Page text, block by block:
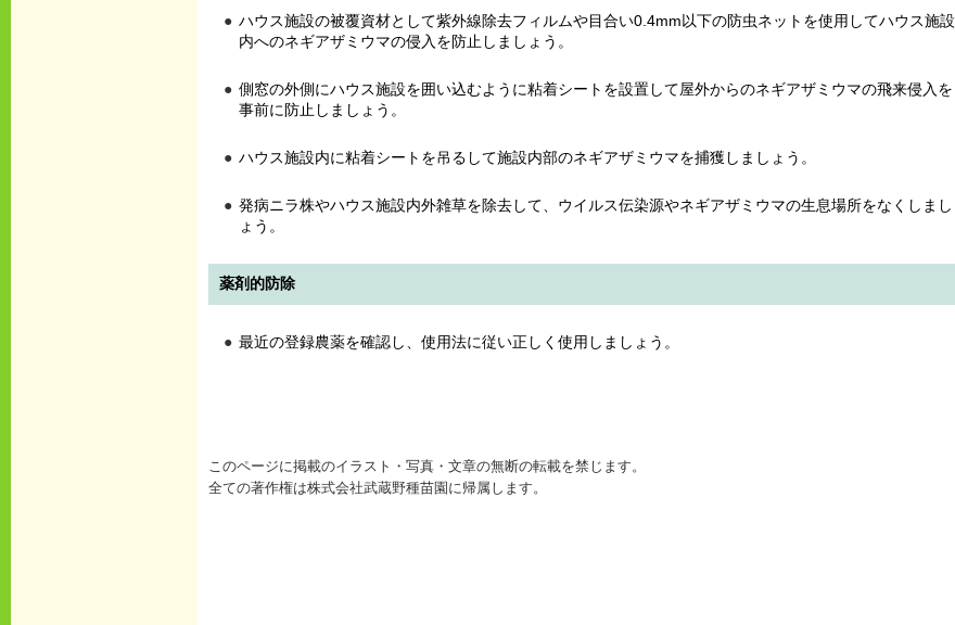
ハウス施設の被覆資材として紫外線除去フィルムや目合い0.4mm以下の防虫ネットを使用してハウス施設
内へのネギアザミウマの侵入を防止しましょう。
側窓の外側にハウス施設を囲い込むように粘着シートを設置して屋外からのネギアザミウマの飛来侵入を
事前に防止しましょう。
ハウス施設内に粘着シートを吊るして施設内部のネギアザミウマを捕獲しましょう。
発病ニラ株やハウス施設内外雑草を除去して、ウイルス伝染源やネギアザミウマの生息場所をなくしまし
ょう。
薬剤的防除
最近の登録農薬を確認し、使用法に従い正しく使用しましょう。
このページに掲載のイラスト・写真・文章の無断の転載を禁じます。
全ての著作権は株式会社武蔵野種苗園に帰属します。